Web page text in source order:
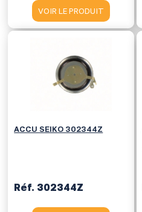
VOIR LE PRODUIT
ACCU SEIKO 302344Z
Réf. 302344Z